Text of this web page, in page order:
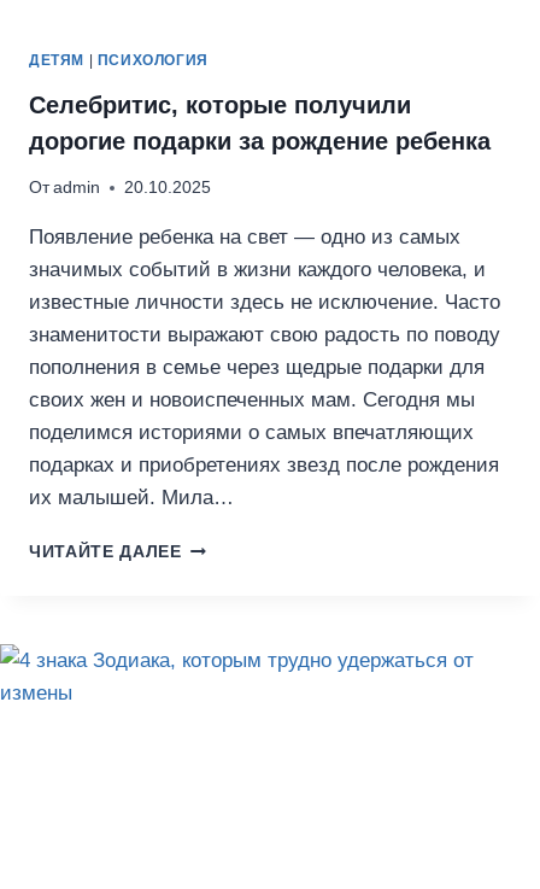
ДЕТЯМ | ПСИХОЛОГИЯ
Селебритис, которые получили
дорогие подарки за рождение ребенка
От admin 20.10.2025
Появление ребенка на свет — одно из самых
значимых событий в жизни каждого человека, и
известные личности здесь не исключение. Часто
знаменитости выражают свою радость по поводу
пополнения в семье через щедрые подарки для
своих жен и новоиспеченных мам. Сегодня мы
поделимся историями о самых впечатляющих
подарках и приобретениях звезд после рождения
их малышей. Мила…
ЧИТАЙТЕ ДАЛЕЕСЕЛЕБРИТИС,
ЗА